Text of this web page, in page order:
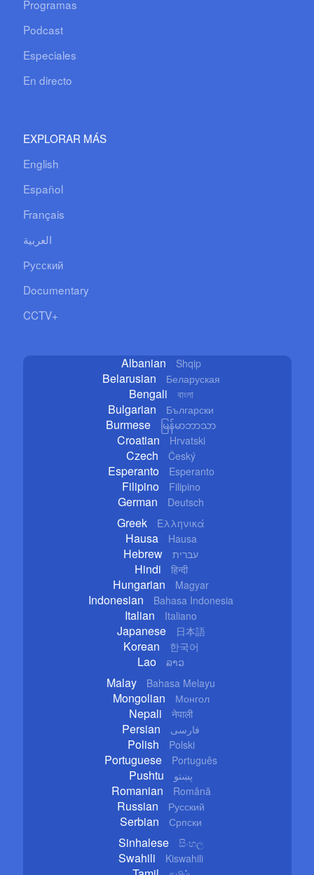
Programas
Podcast
Especiales
En directo
EXPLORAR MÁS
English
Español
Français
العربية
Русский
Documentary
CCTV+
Albanian Shqip
Belarusian Беларуская
Bengali বাংলা
Bulgarian Български
Burmese မြန်မာဘာသာ
Croatian Hrvatski
Czech Český
Esperanto Esperanto
Filipino Filipino
German Deutsch
Greek Ελληνικά
Hausa Hausa
Hebrew עברית
Hindi हिन्दी
Hungarian Magyar
Indonesian Bahasa Indonesia
Italian Italiano
Japanese 日本語
Korean 한국어
Lao ລາວ
Malay Bahasa Melayu
Mongolian Монгол
Nepali नेपाली
Persian فارسی
Polish Polski
Portuguese Português
Pushtu پښتو
Romanian Română
Russian Русский
Serbian Српски
Sinhalese සිංහල
Swahili Kiswahili